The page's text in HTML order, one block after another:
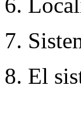
7.
8. El